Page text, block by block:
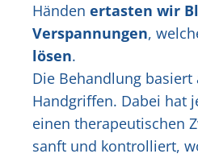
Händen ertasten wir
Verspannungen,
lösen.
Die Behandlung basiert
Handgriffen. Dabei hat
einen therapeutischen
sanft und kontrolliert,